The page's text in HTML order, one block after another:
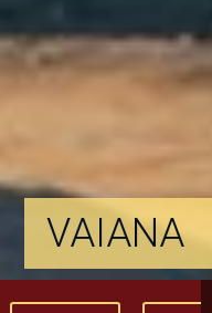
VAIANA